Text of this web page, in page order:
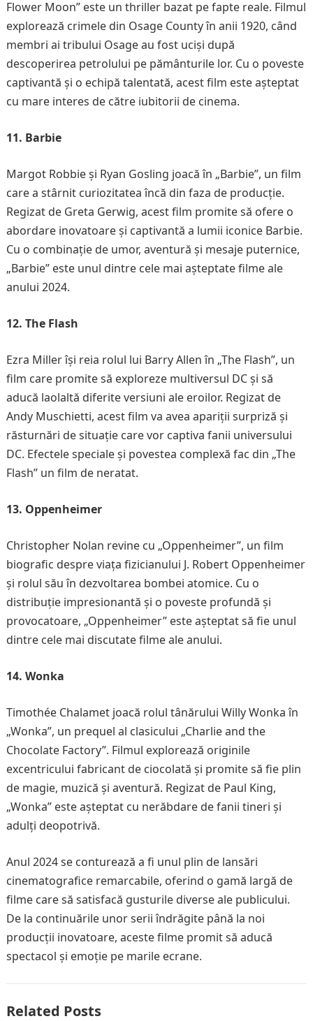
Flower Moon” este un thriller bazat pe fapte reale. Filmul
explorează crimele din Osage County în anii 1920, când
membri ai tribului Osage au fost uciși după
descoperirea petrolului pe pământurile lor. Cu o poveste
captivantă și o echipă talentată, acest film este așteptat
cu mare interes de către iubitorii de cinema.
11. Barbie
Margot Robbie și Ryan Gosling joacă în „Barbie”, un film
care a stârnit curiozitatea încă din faza de producție.
Regizat de Greta Gerwig, acest film promite să ofere o
abordare inovatoare și captivantă a lumii iconice Barbie.
Cu o combinație de umor, aventură și mesaje puternice,
„Barbie” este unul dintre cele mai așteptate filme ale
anului 2024.
12. The Flash
Ezra Miller își reia rolul lui Barry Allen în „The Flash”, un
film care promite să exploreze multiversul DC și să
aducă laolaltă diferite versiuni ale eroilor. Regizat de
Andy Muschietti, acest film va avea apariții surpriză și
răsturnări de situație care vor captiva fanii universului
DC. Efectele speciale și povestea complexă fac din „The
Flash” un film de neratat.
13. Oppenheimer
Christopher Nolan revine cu „Oppenheimer”, un film
biografic despre viața fizicianului J. Robert Oppenheimer
și rolul său în dezvoltarea bombei atomice. Cu o
distribuție impresionantă și o poveste profundă și
provocatoare, „Oppenheimer” este așteptat să fie unul
dintre cele mai discutate filme ale anului.
14. Wonka
Timothée Chalamet joacă rolul tânărului Willy Wonka în
„Wonka”, un prequel al clasicului „Charlie and the
Chocolate Factory”. Filmul explorează originile
excentricului fabricant de ciocolată și promite să fie plin
de magie, muzică și aventură. Regizat de Paul King,
„Wonka” este așteptat cu nerăbdare de fanii tineri și
adulți deopotrivă.
Anul 2024 se conturează a fi unul plin de lansări
cinematografice remarcabile, oferind o gamă largă de
filme care să satisfacă gusturile diverse ale publicului.
De la continuările unor serii îndrăgite până la noi
producții inovatoare, aceste filme promit să aducă
spectacol și emoție pe marile ecrane.
Related Posts